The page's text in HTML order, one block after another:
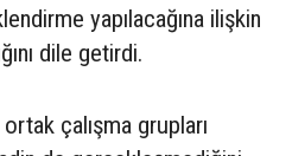
yapılacağına ilişkin
dile getirdi.
çalışma grupları